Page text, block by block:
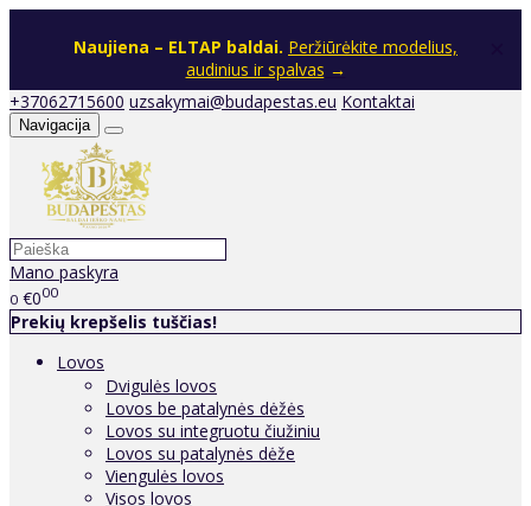
Naujiena – ELTAP baldai. Peržiūrėkite modelius,
audinius ir spalvas →
+37062715600 uzsakymai@budapestas.eu Kontaktai
Navigacija
Mano paskyra
0 €000
Prekių krepšelis tuščias!
Lovos
Dvigulės lovos
Lovos be patalynės dėžės
Lovos su integruotu čiužiniu
Lovos su patalynės dėže
Viengulės lovos
Visos lovos